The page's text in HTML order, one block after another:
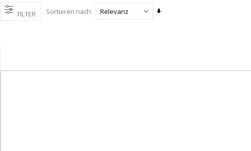
FILTER Sortieren nach
Aufsteigend